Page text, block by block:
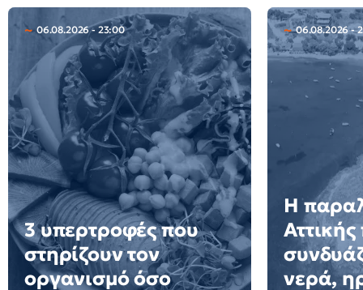
06.08.2026 - 23:00
3 υπερτροφές που
στηρίζουν τον
οργανισμό όσο
06.08.2026 -
Η
νερά,